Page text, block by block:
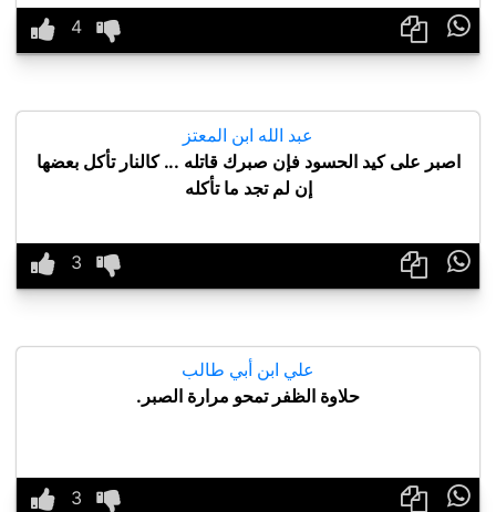

عبد الله ابن المعتز
اصبر على كيد الحسود فإن صبرك قاتله ... كالنار تأكل بعضها
إن لم تجد ما تأكله

علي ابن أبي طالب
حلاوة الظفر تمحو مرارة الصبر.
